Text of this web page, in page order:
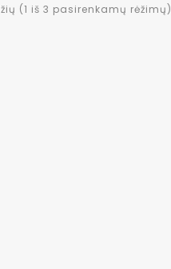
(1 iš 3 pasirenkamų rėžimų)